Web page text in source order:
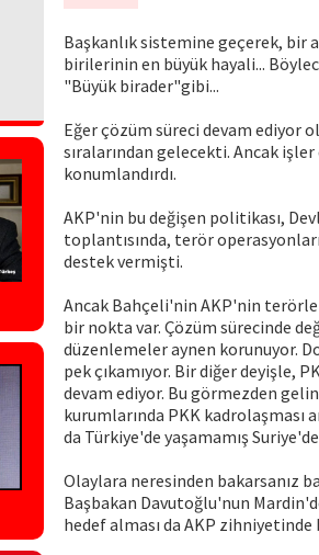
Başkanlık sistemine geçerek,
birilerinin en büyük hayali...
"Büyük birader"gibi...
Eğer çözüm süreci devam ediyor
sıralarından gelecekti. Ancak
konumlandırdı.
AKP'nin bu değişen politikası,
toplantısında, terör
destek vermişti.
Ancak Bahçeli'nin AKP'nin
bir nokta var. Çözüm sürecinde
düzenlemeler aynen korunuyor.
pek çıkamıyor. Bir diğer deyişle,
devam ediyor. Bu görmezden
kurumlarında PKK
da Türkiye'de yaşamamış
Olaylara neresinden bakarsanız
Başbakan Davutoğlu'nun
hedef alması da AKP